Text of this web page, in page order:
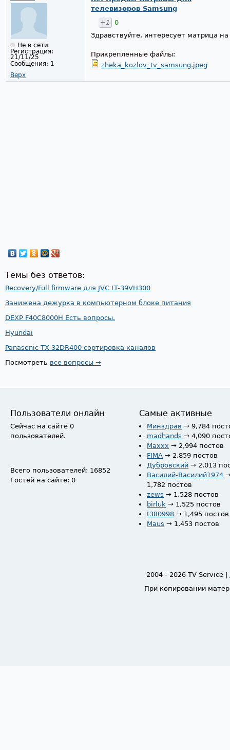
Не в сети
Регистрация:
21/11/25
Сообщения: 1
Верх
телевизоров Samsung
+1
0
Здравствуйте, интересует матрица
Прикрепленные файлы:
zheka_kozlov_tv_samsung.jpeg
Темы без ответов:
Recovery/Full firmware для JVC LT-39VH300
Занижена дежурка в компьютерном блоке питания
DEXP F40C8000H Есть вопросы.
Hyundai
Panasonic TX-32DR400 сортировка каналов
Посмотреть все вопросы →
Пользователи онлайн
Сейчас на сайте 0
пользователей.
Всего пользователей: 16852
Гостей на сайте: 0
Самые активные
Минздрав → 9,784
madhands → 4,090
Maxxx → 2,994 постов
FIMA → 2,859 постов
Дубровский → 2,013
Василий-Василий1974
1,782 постов
zews → 1,528 постов
birluk → 1,525 постов
t380998 → 1,495 постов
Maus → 1,453 постов
2004 - 2026 TV Service |
При копировании